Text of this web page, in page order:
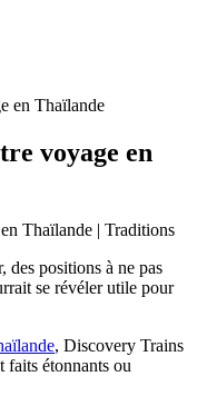
en Thaïlande
voyage en
Thaïlande | Traditions
des positions à ne pas
se révéler utile pour
, Discovery Trains
faits étonnants ou